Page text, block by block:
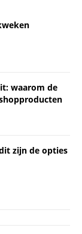
waarom de
zijn de opties